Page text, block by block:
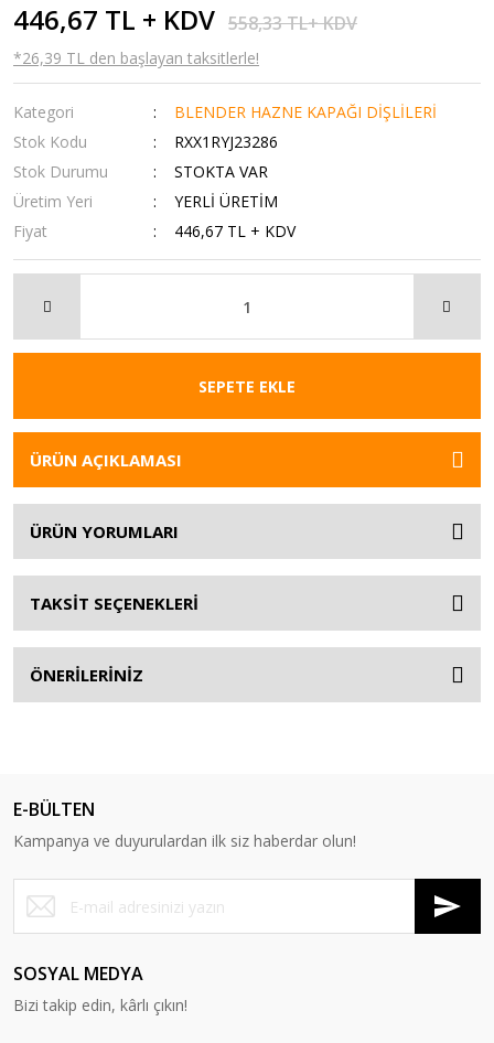
446,67 TL + KDV 558,33 TL+ KDV
*26,39 TL den başlayan taksitlerle!
Kategori
BLENDER HAZNE KAPAĞI DİŞLİLERİ
Stok Kodu
RXX1RYJ23286
Stok Durumu
STOKTA VAR
Üretim Yeri
YERLİ ÜRETİM
Fiyat
446,67 TL + KDV
SEPETE EKLE
ÜRÜN AÇIKLAMASI
ÜRÜN YORUMLARI
TAKSİT SEÇENEKLERİ
ÖNERİLERİNİZ
E-BÜLTEN
Kampanya ve duyurulardan ilk siz haberdar olun!
SOSYAL MEDYA
Bizi takip edin, kârlı çıkın!